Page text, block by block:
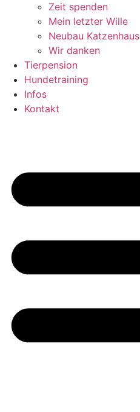
Zeit spenden
Mein letzter Wille
Neubau Katzenhaus
Wir danken
Tierpension
Hundetraining
Infos
Kontakt